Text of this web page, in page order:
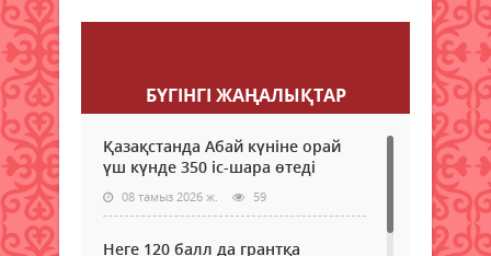
БҮГІНГI ЖАҢАЛЫҚТАР
Қазақстанда Абай күніне орай
үш күнде 350 іс-шара өтеді
08 тамыз 2026 ж. 59
Неге 120 балл да грантқа